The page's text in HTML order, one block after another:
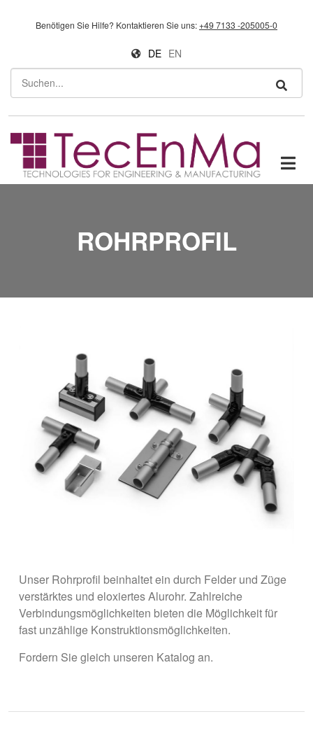
Benötigen Sie Hilfe? Kontaktieren Sie uns:+49 7133 -205005-0
DE EN
Suchen
ROHRPROFIL
Unser Rohrprofil beinhaltet ein durch Felder und Züge
verstärktes und eloxiertes Alurohr. Zahlreiche
Verbindungsmöglichkeiten bieten die Möglichkeit für
fast unzählige Konstruktionsmöglichkeiten.
Fordern Sie gleich unseren Katalog an.